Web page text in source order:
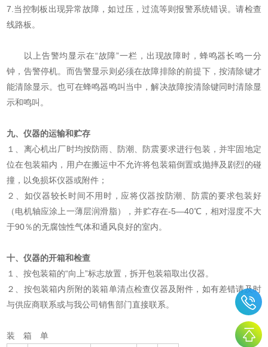
7.当控制板出现异常故障，如过压，过流等则报警系统错误。请检查
线路板。
以上告警均显示在“故障”一栏，出现故障时，蜂鸣器长鸣一分
钟，告警停机。而告警显示则必须在故障排除的前提下，按清除键才
能清除显示。也可在蜂鸣器鸣叫当中，解决故障按清除键同时清除显
示和鸣叫。
九、仪器的运输和贮存
１、离心机出厂时均按防雨、防潮、防震要求进行包装，并牢固地定
位在包装箱内，用户在搬运中不允许将包装箱倒置或抛摔及剧烈的碰
撞，以免损坏仪器或附件；
２、如仪器较长时间不用时，应将仪器按防潮、防震的要求包装好
（电机轴应涂上一薄层润滑脂），并贮存在-5—40℃，相对湿度不大
于90％的无腐蚀性气体和通风良好的室内。
十、仪器的开箱和检查
１、按包装箱的“向上”标志放置，拆开包装箱取出仪器。
２、按包装箱内所附的装箱单清点检查仪器及附件，如有差错请及时
与供应商联系或与我公司销售部门直接联系。
装 箱 单